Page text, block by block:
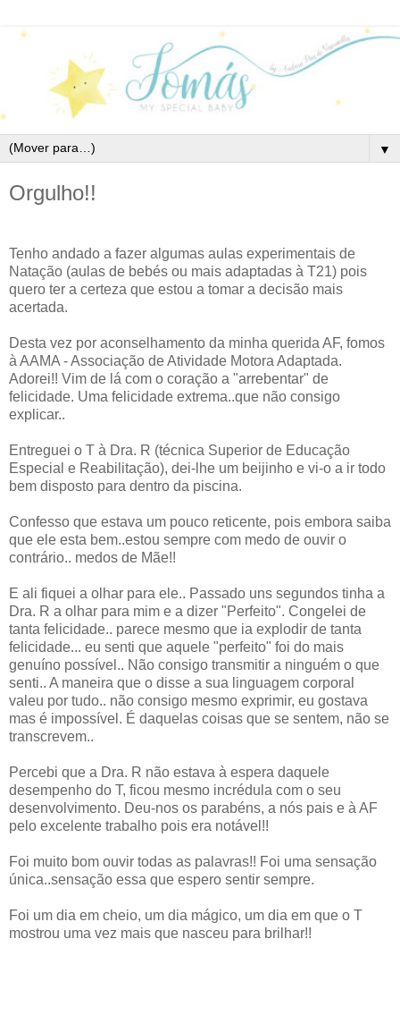
▼
Orgulho!!
Tenho andado a fazer algumas aulas experimentais de
Natação (aulas de bebés ou mais adaptadas à T21) pois
quero ter a certeza que estou a tomar a decisão mais
acertada.
Desta vez por aconselhamento da minha querida AF, fomos
à AAMA - Associação de Atividade Motora Adaptada.
Adorei!! Vim de lá com o coração a "arrebentar" de
felicidade. Uma felicidade extrema..que não consigo
explicar..
Entreguei o T à Dra. R (técnica Superior de Educação
Especial e Reabilitação), dei-lhe um beijinho e vi-o a ir todo
bem disposto para dentro da piscina.
Confesso que estava um pouco reticente, pois embora saiba
que ele esta bem..estou sempre com medo de ouvir o
contrário.. medos de Mãe!!
E ali fiquei a olhar para ele.. Passado uns segundos tinha a
Dra. R a olhar para mim e a dizer "Perfeito". Congelei de
tanta felicidade.. parece mesmo que ia explodir de tanta
felicidade... eu senti que aquele "perfeito" foi do mais
genuíno possível.. Não consigo transmitir a ninguém o que
senti.. A maneira que o disse a sua linguagem corporal
valeu por tudo.. não consigo mesmo exprimir, eu gostava
mas é impossível. É daquelas coisas que se sentem, não se
transcrevem..
Percebi que a Dra. R não estava à espera daquele
desempenho do T, ficou mesmo incrédula com o seu
desenvolvimento. Deu-nos os parabéns, a nós pais e à AF
pelo excelente trabalho pois era notável!!
Foi muito bom ouvir todas as palavras!! Foi uma sensação
única..sensação essa que espero sentir sempre.
Foi um dia em cheio, um dia mágico, um dia em que o T
mostrou uma vez mais que nasceu para brilhar!!